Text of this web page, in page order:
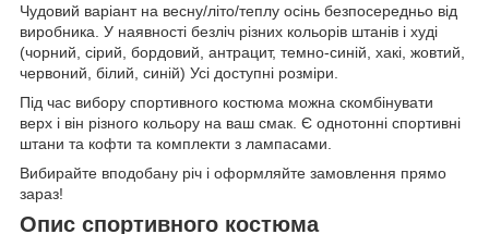
Чудовий варіант на весну/літо/теплу осінь безпосередньо від
виробника. У наявності безліч різних кольорів штанів і худі
(чорний, сірий, бордовий, антрацит, темно-синій, хакі, жовтий,
червоний, білий, синій) Усі доступні розміри.
Під час вибору спортивного костюма можна скомбінувати
верх і він різного кольору на ваш смак. Є однотонні спортивні
штани та кофти та комплекти з лампасами.
Вибирайте вподобану річ і оформляйте замовлення прямо
зараз!
Опис спортивного костюма